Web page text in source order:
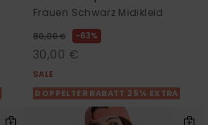
Frauen Schwarz Midikleid
80,00 € 63%
30,00 €
SALE
DOPPELTER RABATT 25% EXTRA